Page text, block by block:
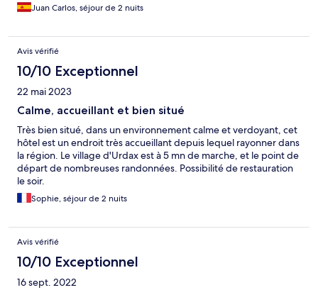
Juan Carlos, séjour de 2 nuits
Avis vérifié
10/10 Exceptionnel
22 mai 2023
Calme, accueillant et bien situé
Très bien situé, dans un environnement calme et verdoyant, cet
hôtel est un endroit très accueillant depuis lequel rayonner dans
la région. Le village d'Urdax est à 5 mn de marche, et le point de
départ de nombreuses randonnées. Possibilité de restauration
le soir.
Sophie, séjour de 2 nuits
Avis vérifié
10/10 Exceptionnel
16 sept. 2022